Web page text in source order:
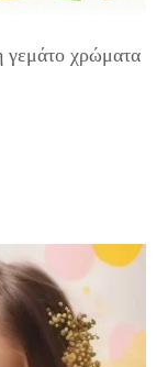
γεμάτο χρώματα